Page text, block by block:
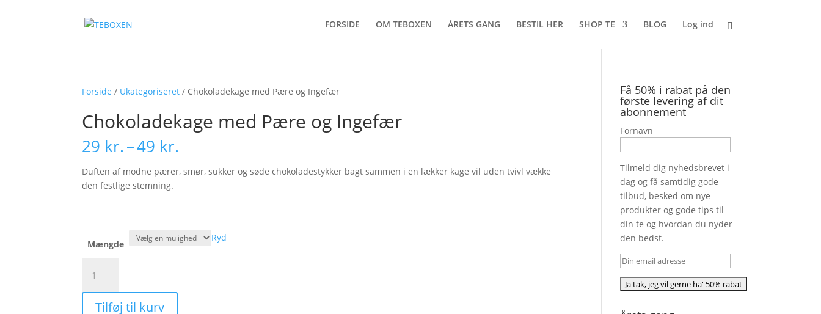
FORSIDE OM TEBOXEN ÅRETS GANG BESTIL HER SHOP TE BLOG Log ind
Forside / Ukategoriseret / Chokoladekage med Pære og Ingefær
Chokoladekage med Pære og Ingefær
29 kr.–49 kr.
til
Duften af modne pærer, smør, sukker og søde chokoladestykker bagt sammen i en lækker kage vil uden tvivl vække
den festlige stemning.
Mængde
Ryd
med
Pære
Tilføj til kurv
Få 50% i rabat på den
første levering af dit
abonnement
Fornavn
Tilmeld dig nyhedsbrevet i
dag og få samtidig gode
tilbud, besked om nye
produkter og gode tips til
din te og hvordan du nyder
den bedst.